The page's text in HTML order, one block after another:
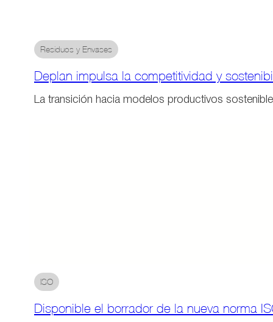
Residuos y Envases
Deplan impulsa la competitividad y
La transición hacia modelos productivos
ISO
Disponible el borrador de la nueva norma